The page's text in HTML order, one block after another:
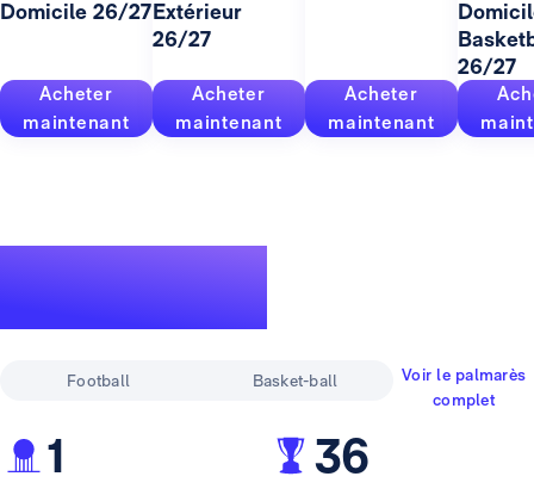
Domicile 26/27
Acheter
maintenant
Extérieur
26/27
Acheter
maintenant
Acheter
maintenant
26/27
Football Basket-ball
Voir le palmarès
complet
1 36